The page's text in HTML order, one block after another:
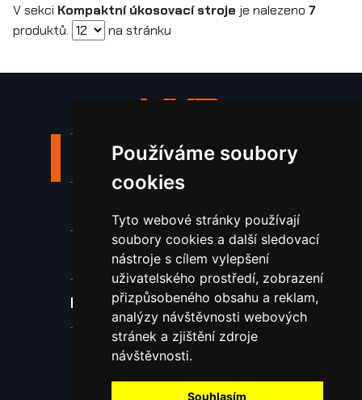
Používáme soubory
cookies
Tyto webové stránky používají
soubory cookies a další sledovací
nástroje s cílem vylepšení
uživatelského prostředí, zobrazení
přizpůsobeného obsahu a reklam,
analýzy návštěvnosti webových
stránek a zjištění zdroje
návštěvnosti.
Souhlasím
V sekci Kompaktní úkosovací stroje je nalezeno 7
produktů.
na stránku
Stroje a zařízení
Spotřební materiál a nástroje
Náhradní díly pro vodní paprsek
Laserové svařování